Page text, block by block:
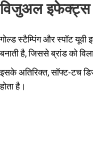
विजुअल इफेक्ट्स
गोल्ड स्टैम्पिंग और स्पॉट
बनाती है, जिससे ब्रांड को
इसके अतिरिक्त, सॉफ्ट-टच
होता है।